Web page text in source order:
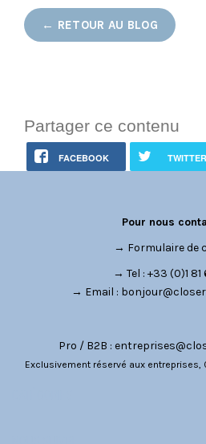
← RETOUR AU BLOG
Partager ce contenu
FACEBOOK TWITTER
Pour nous
→ Formulaire de
→ Tel : +33 (0)1 81
→ Email :
Pro / B2B :
Exclusivement réservé aux entreprises,